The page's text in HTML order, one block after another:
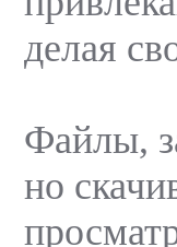
делая
Файлы,
но